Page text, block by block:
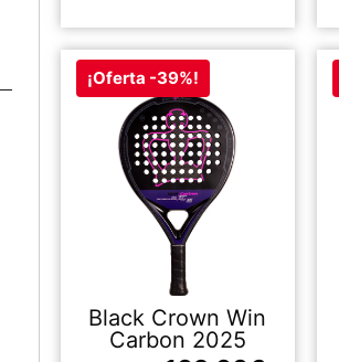
¡Oferta -39%!
Black Crown Win
Carbon 2025